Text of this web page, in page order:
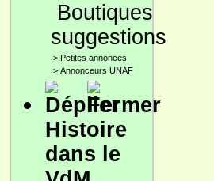
Boutiques
suggestions
> Petites annonces
> Annonceurs UNAF
Histoire
dans le